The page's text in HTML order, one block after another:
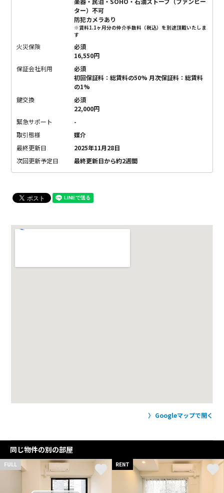
ター）不可
防犯カメラあり
※賃料1.1ヶ月分の仲介手数料（税込）を別途頂戴いたしま
す
火災保険
必須
16,550円
保証会社利用
必須
初回保証料：総賃料の50% 月次保証料：総賃料
の1%
鍵交換
必須
22,000円
緊急サポート
-
取引態様
媒介
最終更新日
2025年11月28日
次回更新予定日
最終更新日から約2週間
Googleマップで開く
同じ物件の別の部屋
FULL RENT